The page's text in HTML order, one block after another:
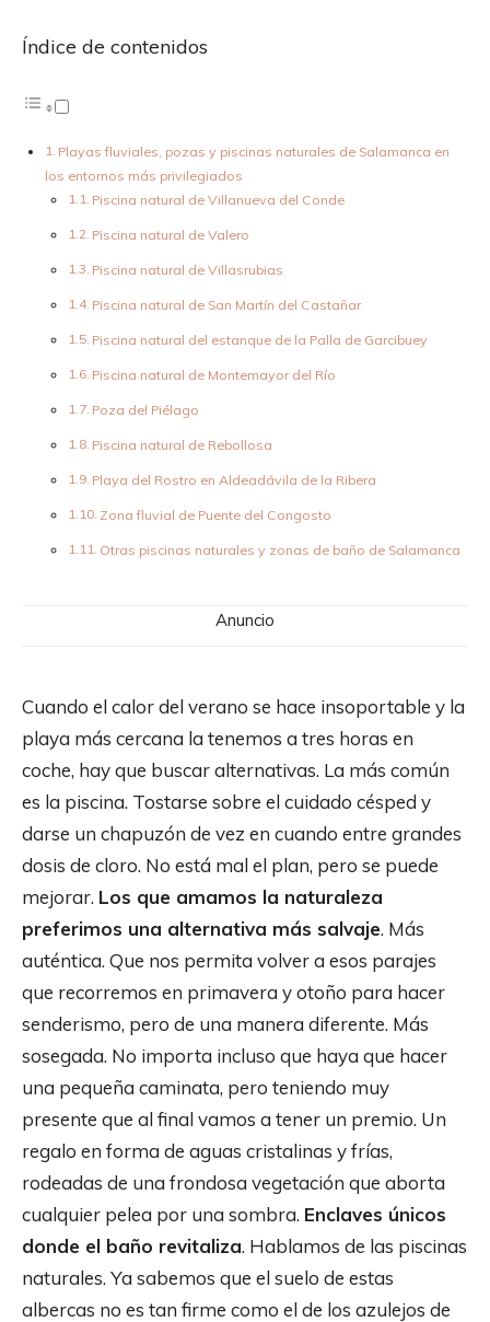
Índice de contenidos
Playas fluviales, pozas y piscinas naturales de Salamanca en
los entornos más privilegiados
Piscina natural de Villanueva del Conde
Piscina natural de Valero
Piscina natural de Villasrubias
Piscina natural de San Martín del Castañar
Piscina natural del estanque de la Palla de Garcibuey
Piscina natural de Montemayor del Río
Poza del Piélago
Piscina natural de Rebollosa
Playa del Rostro en Aldeadávila de la Ribera
Zona fluvial de Puente del Congosto
Otras piscinas naturales y zonas de baño de Salamanca
Anuncio
Cuando el calor del verano se hace insoportable y la
playa más cercana la tenemos a tres horas en
coche, hay que buscar alternativas. La más común
es la piscina. Tostarse sobre el cuidado césped y
darse un chapuzón de vez en cuando entre grandes
dosis de cloro. No está mal el plan, pero se puede
mejorar. Los que amamos la naturaleza
preferimos una alternativa más salvaje. Más
auténtica. Que nos permita volver a esos parajes
que recorremos en primavera y otoño para hacer
senderismo, pero de una manera diferente. Más
sosegada. No importa incluso que haya que hacer
una pequeña caminata, pero teniendo muy
presente que al final vamos a tener un premio. Un
regalo en forma de aguas cristalinas y frías,
rodeadas de una frondosa vegetación que aborta
cualquier pelea por una sombra. Enclaves únicos
donde el baño revitaliza. Hablamos de las piscinas
naturales. Ya sabemos que el suelo de estas
albercas no es tan firme como el de los azulejos de